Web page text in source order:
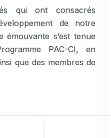
qui ont consacrés
de notre
s’est tenue
PAC-CI, en
que des membres de